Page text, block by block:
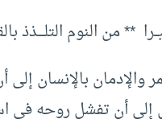
** من النوم التلــــذذ
والإدمان
إلى أن تفشل روحه في